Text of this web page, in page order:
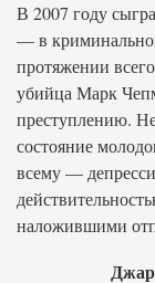
В 2007 году
— в
протяжении
убийца Марк
преступлению.
состояние
всему —
наложившими